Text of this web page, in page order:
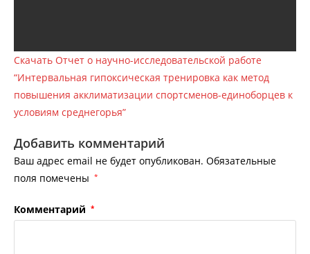
Скачать Отчет о научно-исследовательской работе
“Интервальная гипоксическая тренировка как метод
повышения акклиматизации спортсменов-единоборцев к
условиям среднегорья”
Добавить комментарий
Ваш адрес email не будет опубликован. Обязательные
поля помечены *
Комментарий *